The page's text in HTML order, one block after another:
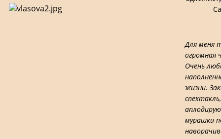
Для меня
огромная
Очень
жизни.
мурашки